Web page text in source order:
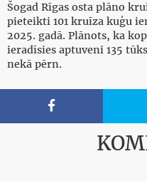
Šogad Rīgas osta plāno
pieteikti 101 kruīza kuģu
2025. gadā. Plānots, ka
ieradīsies aptuveni 135
nekā pērn.
